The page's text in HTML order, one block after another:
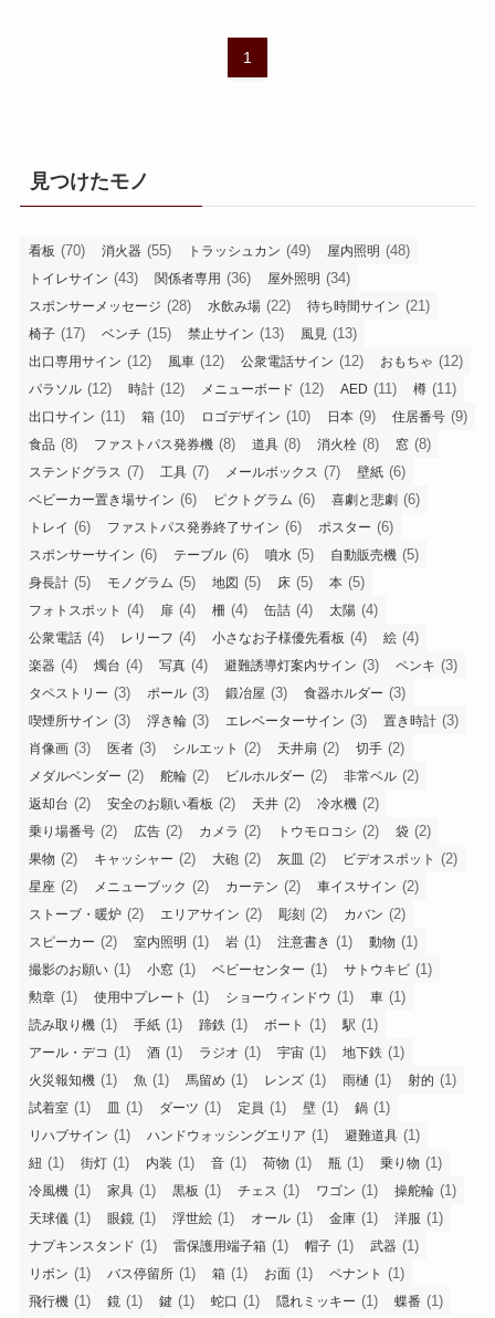
1
見つけたモノ
看板 (70) 消火器 (55) トラッシュカン (49) 屋内照明 (48)
トイレサイン (43) 関係者専用 (36) 屋外照明 (34)
スポンサーメッセージ (28) 水飲み場 (22) 待ち時間サイン (21)
椅子 (17) ベンチ (15) 禁止サイン (13) 風見 (13)
出口専用サイン (12) 風車 (12) 公衆電話サイン (12) おもちゃ (12)
パラソル (12) 時計 (12) メニューボード (12) AED (11) 樽 (11)
出口サイン (11) 箱 (10) ロゴデザイン (10) 日本 (9) 住居番号 (9)
食品 (8) ファストパス発券機 (8) 道具 (8) 消火栓 (8) 窓 (8)
ステンドグラス (7) 工具 (7) メールボックス (7) 壁紙 (6)
ベビーカー置き場サイン (6) ピクトグラム (6) 喜劇と悲劇 (6)
トレイ (6) ファストパス発券終了サイン (6) ポスター (6)
スポンサーサイン (6) テーブル (6) 噴水 (5) 自動販売機 (5)
身長計 (5) モノグラム (5) 地図 (5) 床 (5) 本 (5)
フォトスポット (4) 扉 (4) 柵 (4) 缶詰 (4) 太陽 (4)
公衆電話 (4) レリーフ (4) 小さなお子様優先看板 (4) 絵 (4)
楽器 (4) 燭台 (4) 写真 (4) 避難誘導灯案内サイン (3) ペンキ (3)
タペストリー (3) ポール (3) 鍛冶屋 (3) 食器ホルダー (3)
喫煙所サイン (3) 浮き輪 (3) エレベーターサイン (3) 置き時計 (3)
肖像画 (3) 医者 (3) シルエット (2) 天井扇 (2) 切手 (2)
メダルベンダー (2) 舵輪 (2) ビルホルダー (2) 非常ベル (2)
返却台 (2) 安全のお願い看板 (2) 天井 (2) 冷水機 (2)
乗り場番号 (2) 広告 (2) カメラ (2) トウモロコシ (2) 袋 (2)
果物 (2) キャッシャー (2) 大砲 (2) 灰皿 (2) ビデオスポット (2)
星座 (2) メニューブック (2) カーテン (2) 車イスサイン (2)
ストーブ・暖炉 (2) エリアサイン (2) 彫刻 (2) カバン (2)
スピーカー (2) 室内照明 (1) 岩 (1) 注意書き (1) 動物 (1)
撮影のお願い (1) 小窓 (1) ベビーセンター (1) サトウキビ (1)
勲章 (1) 使用中プレート (1) ショーウィンドウ (1) 車 (1)
読み取り機 (1) 手紙 (1) 蹄鉄 (1) ボート (1) 駅 (1)
アール・デコ (1) 酒 (1) ラジオ (1) 宇宙 (1) 地下鉄 (1)
火災報知機 (1) 魚 (1) 馬留め (1) レンズ (1) 雨樋 (1) 射的 (1)
試着室 (1) 皿 (1) ダーツ (1) 定員 (1) 壁 (1) 鍋 (1)
リハブサイン (1) ハンドウォッシングエリア (1) 避難道具 (1)
紐 (1) 街灯 (1) 内装 (1) 音 (1) 荷物 (1) 瓶 (1) 乗り物 (1)
冷風機 (1) 家具 (1) 黒板 (1) チェス (1) ワゴン (1) 操舵輪 (1)
天球儀 (1) 眼鏡 (1) 浮世絵 (1) オール (1) 金庫 (1) 洋服 (1)
ナプキンスタンド (1) 雷保護用端子箱 (1) 帽子 (1) 武器 (1)
リボン (1) バス停留所 (1) 箱 (1) お面 (1) ペナント (1)
飛行機 (1) 鏡 (1) 鍵 (1) 蛇口 (1) 隠れミッキー (1) 蝶番 (1)